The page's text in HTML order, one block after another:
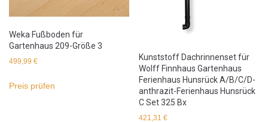
Weka Fußboden für
Gartenhaus 209-Größe 3
499,99 €
Preis prüfen
Kunststoff Dachrinnenset für
Wolff Finnhaus Gartenhaus
Ferienhaus Hunsrück A/B/C/D-
anthrazit-Ferienhaus Hunsrück
C Set 325 Bx
421,31€